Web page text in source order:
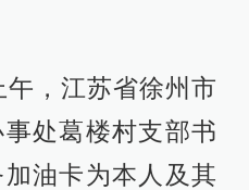
，江苏省徐州市
处葛楼村支部书
油卡为本人及其